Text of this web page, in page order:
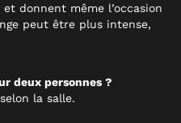
donnent même l’occasion
peut être plus intense,
deux personnes ?
selon la salle.